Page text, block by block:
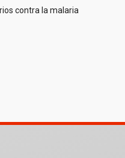
contra la malaria